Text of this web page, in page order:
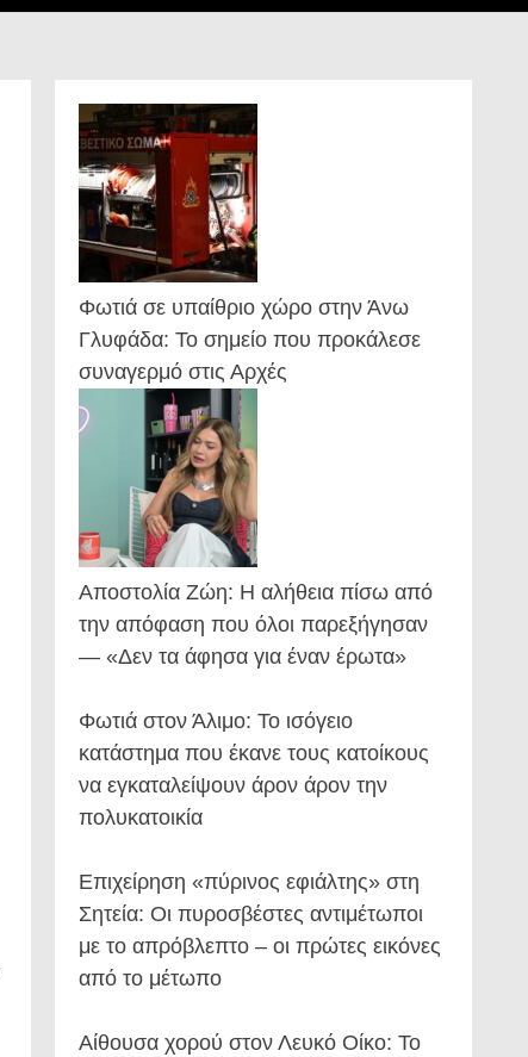
Φωτιά σε υπαίθριο χώρο στην Άνω
Γλυφάδα: Το σημείο που προκάλεσε
συναγερμό στις Αρχές
Αποστολία Ζώη: Η αλήθεια πίσω από
την απόφαση που όλοι παρεξήγησαν
— «Δεν τα άφησα για έναν έρωτα»
Φωτιά στον Άλιμο: Το ισόγειο
κατάστημα που έκανε τους κατοίκους
να εγκαταλείψουν άρον άρον την
πολυκατοικία
Επιχείρηση «πύρινος εφιάλτης» στη
Σητεία: Οι πυροσβέστες αντιμέτωποι
με το απρόβλεπτο – οι πρώτες εικόνες
από το μέτωπο
Αίθουσα χορού στον Λευκό Οίκο: Το